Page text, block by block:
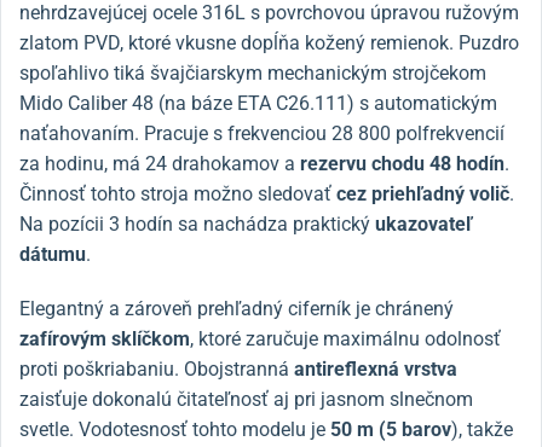
nehrdzavejúcej ocele 316L s povrchovou úpravou ružovým
zlatom PVD, ktoré vkusne dopĺňa kožený remienok. Puzdro
spoľahlivo tiká švajčiarskym mechanickým strojčekom
Mido Caliber 48 (na báze ETA C26.111) s automatickým
naťahovaním. Pracuje s frekvenciou 28 800 polfrekvencií
za hodinu, má 24 drahokamov a rezervu chodu 48 hodín.
Činnosť tohto stroja možno sledovať cez priehľadný volič.
Na pozícii 3 hodín sa nachádza praktický ukazovateľ
dátumu.
Elegantný a zároveň prehľadný ciferník je chránený
zafírovým sklíčkom, ktoré zaručuje maximálnu odolnosť
proti poškriabaniu. Obojstranná antireflexná vrstva
zaisťuje dokonalú čitateľnosť aj pri jasnom slnečnom
svetle. Vodotesnosť tohto modelu je 50 m (5 barov), takže